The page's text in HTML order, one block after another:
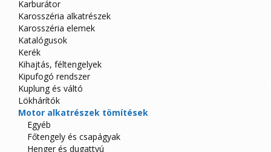
Karburátor
Karosszéria alkatrészek
Karosszéria elemek
Katalógusok
Kerék
Kihajtás, féltengelyek
Kipufogó rendszer
Kuplung és váltó
Lökhárítók
Motor alkatrészek tömítések
Egyéb
Főtengely és csapágyak
Henger és dugattyú